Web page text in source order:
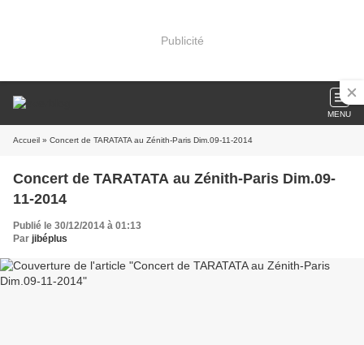
Publicité
MENU
Accueil » Concert de TARATATA au Zénith-Paris Dim.09-11-2014
Concert de TARATATA au Zénith-Paris Dim.09-
11-2014
Publié le 30/12/2014 à 01:13
Par jibéplus